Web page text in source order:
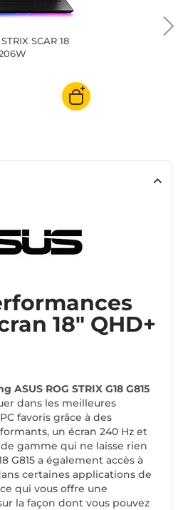
SCAR 18
18" QHD+
ASUS ROG STRIX G18 G815
dans les meilleures
favoris grâce à des
un écran 240 Hz et
gamme qui ne laisse rien
G815 a également accès à
certaines applications de
qui vous offre une
la façon dont vous pouvez